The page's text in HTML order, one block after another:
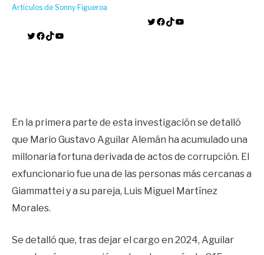
Artículos de Sonny Figueroa
Twitter Facebook TikTok YouTube
Twitter Facebook TikTok YouTube
En la primera parte de esta investigación se detalló
que Mario Gustavo Aguilar Alemán ha acumulado una
millonaria fortuna derivada de actos de corrupción. El
exfuncionario fue una de las personas más cercanas a
Giammattei y a su pareja, Luis Miguel Martínez
Morales.
Se detalló que, tras dejar el cargo en 2024, Aguilar